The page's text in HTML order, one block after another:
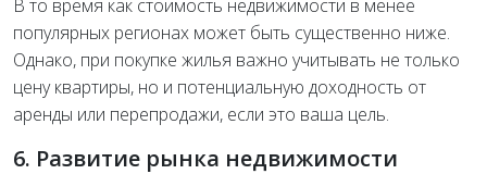
В то время как стоимость недвижимости в менее
популярных регионах может быть существенно ниже.
Однако, при покупке жилья важно учитывать не только
цену квартиры, но и потенциальную доходность от
аренды или перепродажи, если это ваша цель.
6. Развитие рынка недвижимости